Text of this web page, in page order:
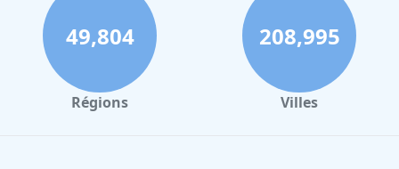
Hôtels à Reims
Hôtels à Milan
Hôtels à Barcelone
49,804
Régions
208,995
Villes